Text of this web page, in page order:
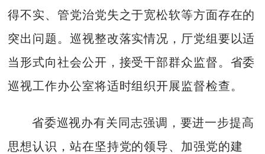
得不实、管党治党失之于宽松软等方面存在的
突出问题。巡视整改落实情况，厅党组要以适
当形式向社会公开，接受干部群众监督。省委
巡视工作办公室将适时组织开展监督检查。
省委巡视办有关同志强调，要进一步提高
思想认识，站在坚持党的领导、加强党的建